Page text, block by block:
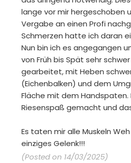
lange vor mir hergeschoben
Vergabe an einen Profi
Schmerzen hatte ich daran
Nun bin ich es angegangen
von Früh bis Spät sehr
gearbeitet, mit Heben
(Eichenbalken) und dem
Fläche mit dem Handspaten.
Riesenspaß gemacht und
Es taten mir alle Muskeln
einziges Gelenk!!!
(Posted on 14/03/2025)